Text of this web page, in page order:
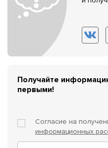
Получайте
первыми!
Согласие на
информационных